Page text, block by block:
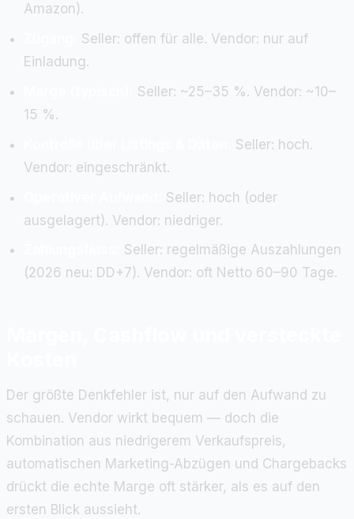
Amazon).
Seller: offen für alle. Vendor: nur auf
Einladung.
Seller: ~25–35 %. Vendor: ~10–
15 %.
Seller: hoch.
Vendor: eingeschränkt.
Seller: hoch (oder
ausgelagert). Vendor: niedriger.
Seller: regelmäßige Auszahlungen
(2026 neu: DD+7). Vendor: oft Netto 60–90 Tage.
Der größte Denkfehler ist, nur auf den Aufwand zu
schauen. Vendor wirkt bequem — doch die
Kombination aus niedrigerem Verkaufspreis,
automatischen Marketing-Abzügen und Chargebacks
drückt die echte Marge oft stärker, als es auf den
ersten Blick aussieht.